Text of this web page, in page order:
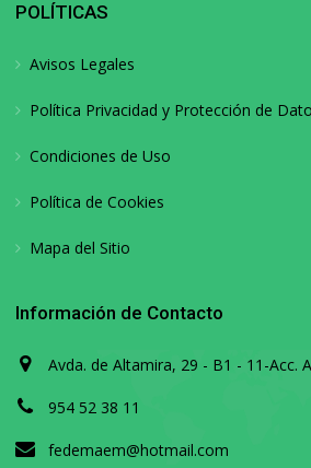
POLÍTICAS
Avisos Legales
Política Privacidad y Protección de
Condiciones de Uso
Política de Cookies
Mapa del Sitio
Información de Contacto
Avda. de Altamira, 29 - B1 - 11-Acc.
954 52 38 11
fedemaem@hotmail.com